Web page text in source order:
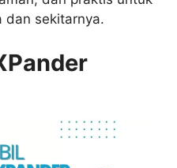
dan sekitarnya.